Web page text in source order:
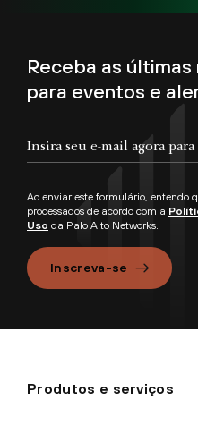
Receba as
para eventos e
Ao enviar este formulário, entendo
processados de acordo com a
Uso da Palo Alto Networks.
Inscreva-se
Produtos e serviços